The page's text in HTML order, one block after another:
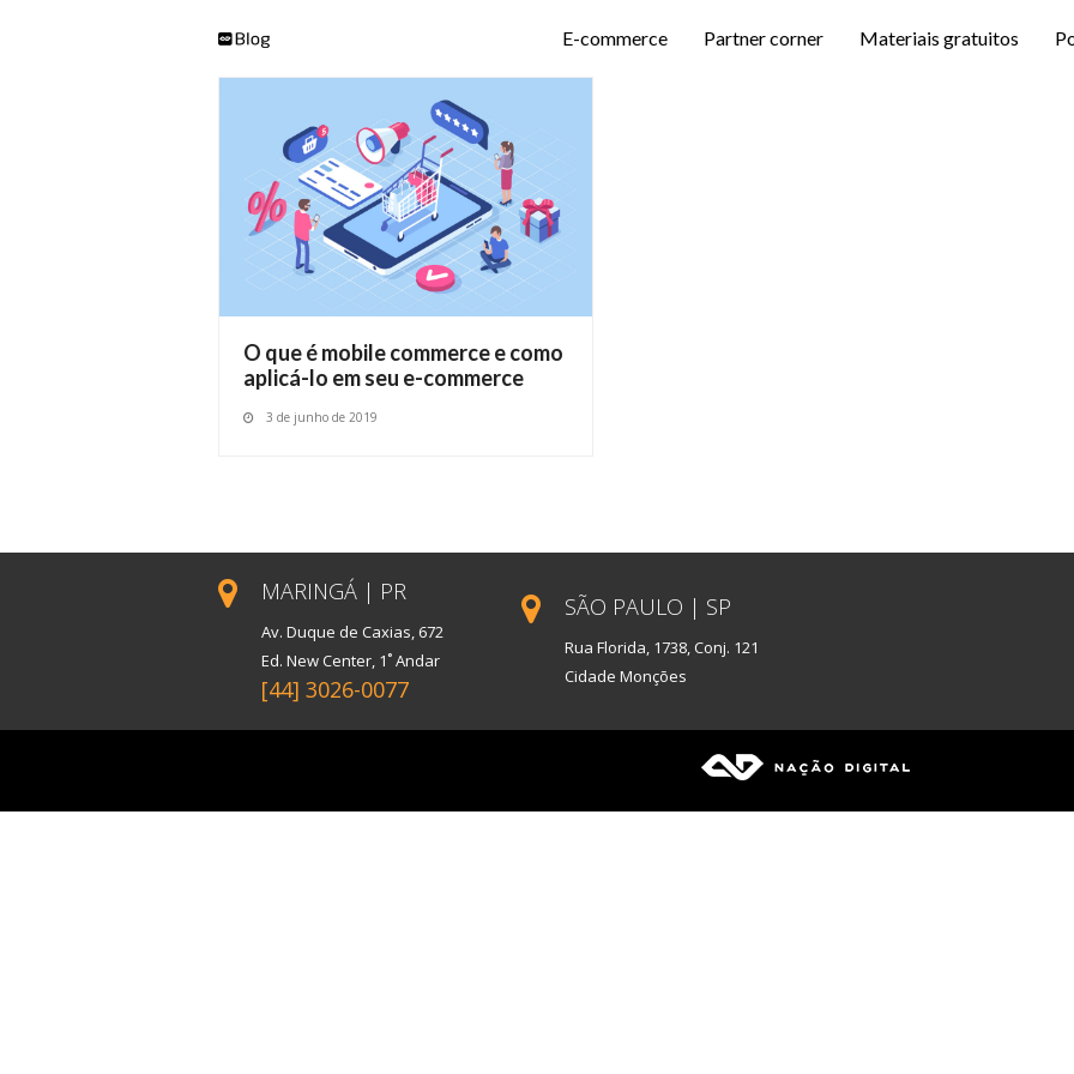
E-commerce Partner corner Materiais gratuitos
O que é mobile commerce e como
aplicá-lo em seu e-commerce
3 de junho de 2019
MARINGÁ | PR
Av. Duque de Caxias, 672
Ed. New Center, 1˚ Andar
[44] 3026-0077
SÃO PAULO | SP
Rua Florida, 1738, Conj. 121
Cidade Monções